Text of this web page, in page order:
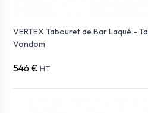
VERTEX Tabouret de Bar Laqué -
Vondom
546 € HT